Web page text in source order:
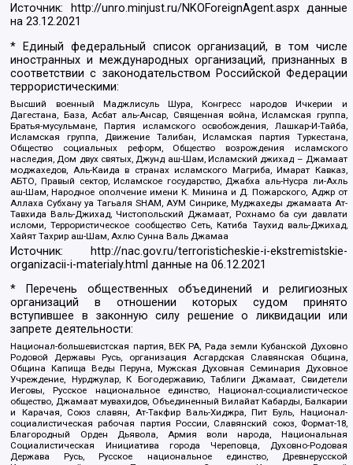
Источник: http://unro.minjust.ru/NKOForeignAgent.aspxданные
на23.12.2021
* Единый федеральный список организаций, в том числе
иностранных и международных организаций, признанных в
соответствии с законодательством Российской Федерации
террористическими:
Высший военный Маджлисуль Шура, Конгресс народов Ичкерии и
Дагестана, База, Асбат аль-Ансар, Священная война, Исламская группа,
Братья-мусульмане, Партия исламского освобождения, Лашкар-И-Тайба,
Исламская группа, Движение Талибан, Исламская партия Туркестана,
Общество социальных реформ, Общество возрождения исламского
наследия, Дом двух святых, Джунд аш-Шам, Исламский джихад – Джамаат
моджахедов, Аль-Каида в странах исламского Магриба, Имарат Кавказ,
АБТО, Правый сектор, Исламское государство, Джабха аль-Нусра ли-Ахль
аш-Шам, Народное ополчение имени К. Минина и Д. Пожарского, Аджр от
Аллаха Субхану уа Тагьаля SHAM, АУМ Синрике, Муджахеды джамаата Ат-
Тавхида Валь-Джихад, Чистопольский Джамаат, Рохнамо ба суи давлати
исломи, Террористическое сообщество Сеть, Катиба Таухид валь-Джихад,
Хайят Тахрир аш-Шам, Ахлю Сунна Валь Джамаа
Источник:
http://nac.gov.ru/terroristicheskie-i-ekstremistskie-
organizacii-i-materialy.html данные на06.12.2021
* Перечень общественных объединений и религиозных
организаций в отношении которых судом принято
вступившее в законную силу решение о ликвидации или
запрете деятельности:
Национал-большевистская партия, ВЕК РА, Рада земли Кубанской Духовно
Родовой Державы Русь, организация Асгардская Славянская Община,
Община Капища Веды Перуна, Мужская Духовная Семинария Духовное
Учреждение, Нурджулар, К Богодержавию, Таблиги Джамаат, Свидетели
Иеговы, Русское национальное единство, Национал-социалистическое
общество, Джамаат мувахидов, Объединенный Вилайат Кабарды, Балкарии
и Карачая, Союз славян, Ат-Такфир Валь-Хиджра, Пит Буль, Национал-
социалистическая рабочая партия России, Славянский союз, Формат-18,
Благородный Орден Дьявола, Армия воли народа, Национальная
Социалистическая Инициатива города Череповца, Духовно-Родовая
Держава Русь, Русское национальное единство, Древнерусской